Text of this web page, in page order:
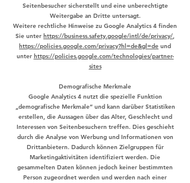
Seitenbesucher sicherstellt und eine unberechtigte
Weitergabe an Dritte untersagt.
Weitere rechtliche Hinweise zu Google Analytics 4 finden
Sie unter https://business.safety.google/intl/de/privacy/,
https://policies.google.com/privacy?hl=de&gl=de und
unter https://policies.google.com/technologies/partner-
sites
Demografische Merkmale
Google Analytics 4 nutzt die spezielle Funktion
„demografische Merkmale“ und kann darüber Statistiken
erstellen, die Aussagen über das Alter, Geschlecht und
Interessen von Seitenbesuchern treffen. Dies geschieht
durch die Analyse von Werbung und Informationen von
Drittanbietern. Dadurch können Zielgruppen für
Marketingaktivitäten identifiziert werden. Die
gesammelten Daten können jedoch keiner bestimmten
Person zugeordnet werden und werden nach einer